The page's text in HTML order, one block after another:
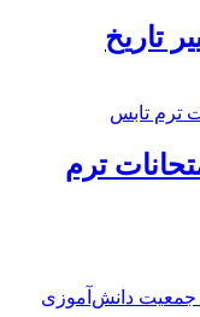
تاریخ
ترم